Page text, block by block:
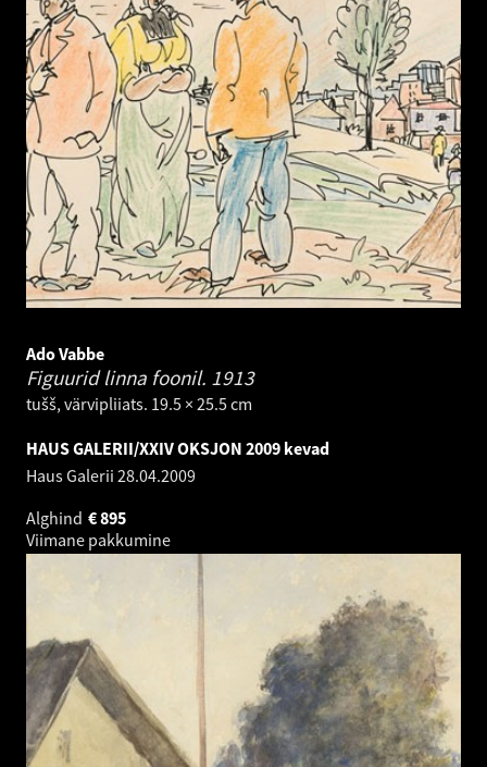
Ado Vabbe
Figuurid linna foonil. 1913
tušš, värvipliiats. 19.5 × 25.5 cm
HAUS GALERII/XXIV OKSJON 2009 kevad
Haus Galerii 28.04.2009
Alghind
895
€
Viimane pakkumine